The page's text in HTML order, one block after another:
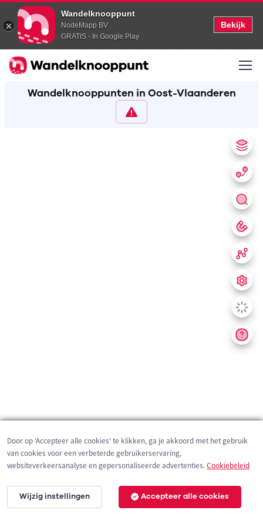
Wandelknooppunt
NodeMapp BV
GRATIS - In Google Play
Bekijk
Wandelknooppunten in Oost-Vlaanderen
10 km
Door op 'Accepteer alle cookies' te klikken, ga je akkoord met het gebruik
van cookies voor een verbeterde gebruikerservaring,
websiteverkeersanalyse en gepersonaliseerde advertenties.Cookiebeleid
Wijzig instellingen Accepteer alle cookies